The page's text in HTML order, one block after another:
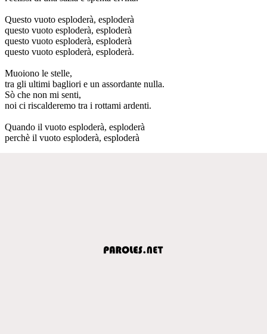
Questo vuoto esploderà, esploderà
questo vuoto esploderà, esploderà
questo vuoto esploderà, esploderà
questo vuoto esploderà, esploderà.
Muoiono le stelle,
tra gli ultimi bagliori e un assordante nulla.
Sò che non mi senti,
noi ci riscalderemo tra i rottami ardenti.
Quando il vuoto esploderà, esploderà
perchè il vuoto esploderà, esploderà